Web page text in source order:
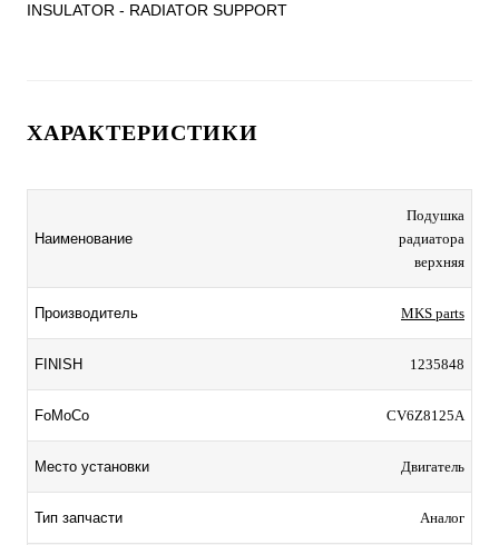
INSULATOR - RADIATOR SUPPORT
ХАРАКТЕРИСТИКИ
Наименование
Подушка
радиатора
верхняя
Производитель MKS parts
FINISH 1235848
FoMoCo CV6Z8125A
Место установки Двигатель
Тип запчасти Аналог